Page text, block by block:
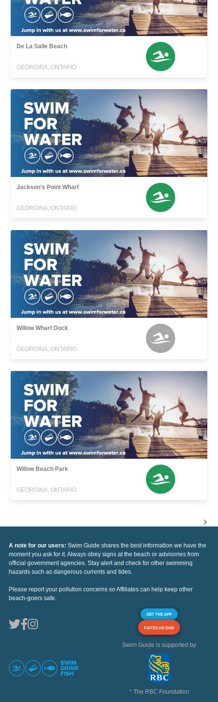
De La Salle Beach
GEORGINA, ONTARIO
Jackson's Point Wharf
GEORGINA, ONTARIO
Willow Wharf Dock
GEORGINA, ONTARIO
Willow Beach Park
GEORGINA, ONTARIO
A note for our users: Swim Guide shares the best information we have the
moment you ask for it. Always obey signs at the beach or advisories from
official government agencies. Stay alert and check for other swimming
hazards such as dangerous currents and tides.
Please report your pollution concerns so Affiliates can help keep other
beach-goers safe.
GET THE APP
FAITES UN DON
Swim Guide is supported by
* The RBC Foundation